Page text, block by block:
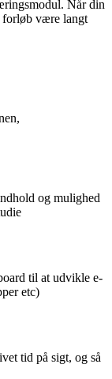
Når din
forløb være langt
og mulighed
til at udvikle e-
etc)
tid på sigt, og så